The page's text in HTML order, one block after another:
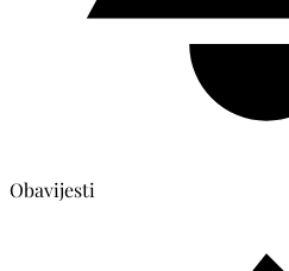
Obavijesti